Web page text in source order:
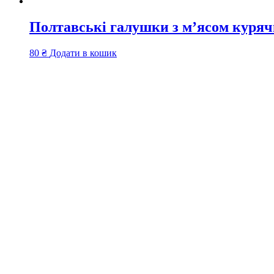
Полтавські галушки з м’ясом
80 ₴ Додати в кошик